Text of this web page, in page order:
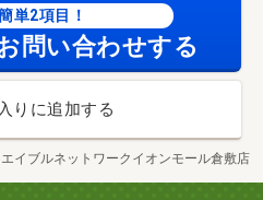
きます。・駐輪場：有（無
円
単2項目！
問い合わせする
りに追加する
イブルネットワークイオンモール倉敷店